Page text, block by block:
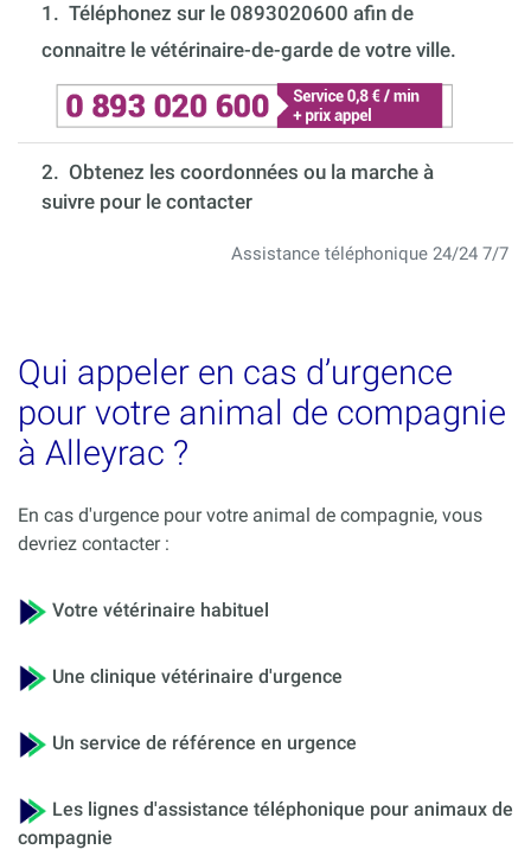
1. Téléphonez sur le 0893020600 afin de
connaitre le vétérinaire-de-garde de votre ville.
2. Obtenez les coordonnées ou la marche à
suivre pour le contacter
Assistance téléphonique 24/24 7/7
Qui appeler en cas d’urgence
pour votre animal de compagnie
à Alleyrac ?
En cas d'urgence pour votre animal de compagnie, vous
devriez contacter :
Votre vétérinaire habituel
Une clinique vétérinaire d'urgence
Un service de référence en urgence
Les lignes d'assistance téléphonique pour animaux de
compagnie